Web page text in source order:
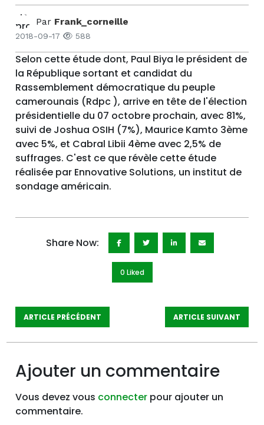
Par Frank_corneille
2018-09-17 588
Selon cette étude dont, Paul Biya le président de
la République sortant et candidat du
Rassemblement démocratique du peuple
camerounais (Rdpc ), arrive en tête de l'élection
présidentielle du 07 octobre prochain, avec 81%,
suivi de Joshua OSIH (7%), Maurice Kamto 3ème
avec 5%, et Cabral Libii 4ème avec 2,5% de
suffrages. C'est ce que révèle cette étude
réalisée par Ennovative Solutions, un institut de
sondage américain.
Share Now:
0 Liked
ARTICLE PRÉCÉDENT ARTICLE SUIVANT
Ajouter un commentaire
Vous devez vous connecter pour ajouter un
commentaire.